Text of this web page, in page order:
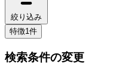
絞り込み
特徴1件
検索条件の変更